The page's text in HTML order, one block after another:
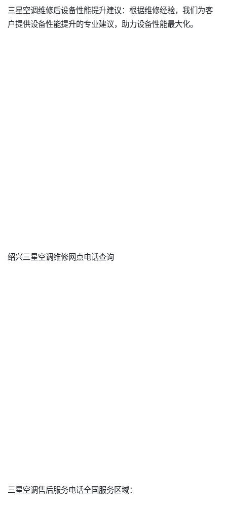
三星空调维修后设备性能提升建议：根据维修经验，我们为客
户提供设备性能提升的专业建议，助力设备性能最大化。
绍兴三星空调维修网点电话查询
三星空调售后服务电话全国服务区域：